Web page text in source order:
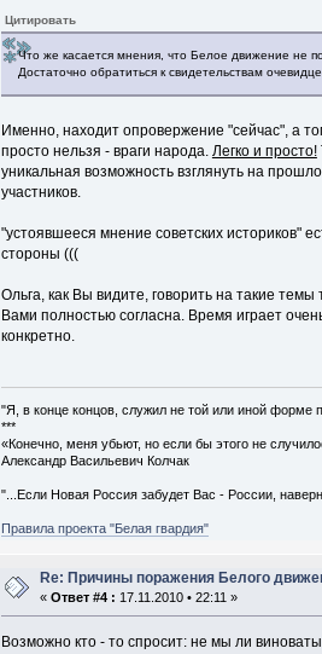
Цитировать
Что же касается мнения, что Белое движение не
Достаточно обратиться к свидетельствам
Именно, находит опровержение "сейчас", а
просто нельзя - враги народа. Легко и просто!
уникальная возможность взглянуть на
участников.
"устоявшееся мнение советских историков"
стороны (((
Ольга, как Вы видите, говорить на такие
Вами полностью согласна. Время играет
конкретно.
"Я, в конце концов, служил не той или иной форме
***
«Конечно, меня убьют, но если бы этого не
Александр Васильевич Колчак
"...Если Новая Россия забудет Вас - России,
Правила проекта "Белая гвардия"
Re: Причины поражения Белого
«Ответ #4 : 17.11.2010 • 22:11 »
Возможно кто - то спросит: не мы ли